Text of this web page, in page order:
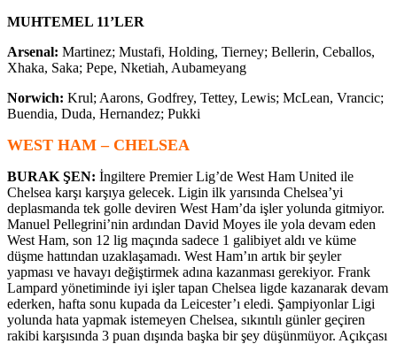
MUHTEMEL 11’LER
Arsenal: Martinez; Mustafi, Holding, Tierney; Bellerin, Ceballos,
Xhaka, Saka; Pepe, Nketiah, Aubameyang
Norwich: Krul; Aarons, Godfrey, Tettey, Lewis; McLean, Vrancic;
Buendia, Duda, Hernandez; Pukki
WEST HAM – CHELSEA
BURAK ŞEN: İngiltere Premier Lig’de West Ham United ile
Chelsea karşı karşıya gelecek. Ligin ilk yarısında Chelsea’yi
deplasmanda tek golle deviren West Ham’da işler yolunda gitmiyor.
Manuel Pellegrini’nin ardından David Moyes ile yola devam eden
West Ham, son 12 lig maçında sadece 1 galibiyet aldı ve küme
düşme hattından uzaklaşamadı. West Ham’ın artık bir şeyler
yapması ve havayı değiştirmek adına kazanması gerekiyor. Frank
Lampard yönetiminde iyi işler tapan Chelsea ligde kazanarak devam
ederken, hafta sonu kupada da Leicester’ı eledi. Şampiyonlar Ligi
yolunda hata yapmak istemeyen Chelsea, sıkıntılı günler geçiren
rakibi karşısında 3 puan dışında başka bir şey düşünmüyor. Açıkçası